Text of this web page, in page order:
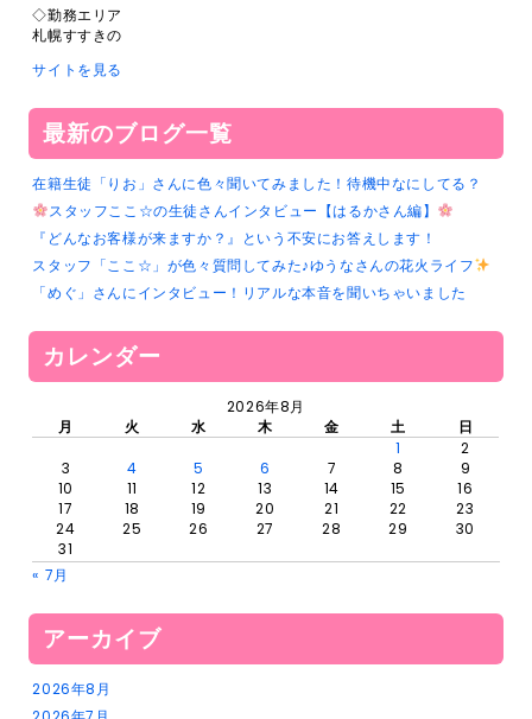
◇勤務エリア
札幌すすきの
サイトを見る
最新のブログ一覧
在籍生徒「りお」さんに色々聞いてみました！待機中なにしてる？
スタッフここ☆の生徒さんインタビュー【はるかさん編】
『どんなお客様が来ますか？』という不安にお答えします！
スタッフ「ここ☆」が色々質問してみた♪ゆうなさんの花火ライフ
「めぐ」さんにインタビュー！リアルな本音を聞いちゃいました
カレンダー
2026年8月
月
火 水 木 金 土
日
1
2
3
4 5 6 7 8
9
10
11 12 13 14 15
16
17
18 19 20 21 22
23
24
25 26 27 28 29
30
31
« 7月
アーカイブ
2026年8月